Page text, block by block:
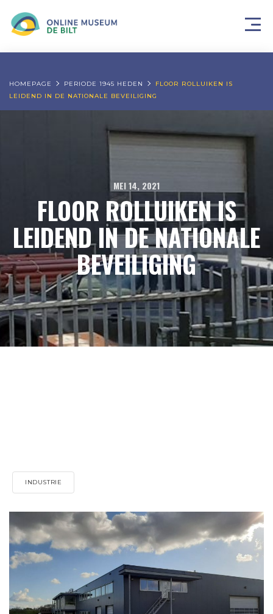
HOMEPAGE PERIODE 1945 HEDEN
FLOOR ROLLUIKEN IS
LEIDEND IN DE NATIONALE BEVEILIGING
MEI 14, 2021
FLOOR ROLLUIKEN IS
LEIDEND IN DE NATIONALE
BEVEILIGING
INDUSTRIE